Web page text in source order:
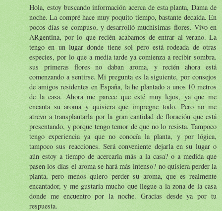
Hola, estoy buscando información acerca de esta planta, Dama de
noche. La compré hace muy poquito tiempo, bastante decaída. En
pocos días se compuso, y desarrolló muchísimas flores. Vivo en
ARgentina, por lo que recién acabamos de entrar al verano. La
tengo en un lugar donde tiene sol pero está rodeada de otras
especies, por lo que a media tarde ya comienza a recibir sombra.
sus primeras flores no daban aroma, y recién ahora está
comenzando a sentirse. Mi pregunta es la siguiente, por consejos
de amigos residentes en España, la he plantado a unos 10 metros
de la casa. Ahora me parece que esté muy lejos, ya que me
encanta su aroma y quisiera que impregne todo. Pero no me
atrevo a transplantarla por la gran cantidad de floración que está
presentando, y porque tengo temor de que no lo resista. Tampoco
tengo experiencia ya que no conocía la planta, y por lógica,
tampoco sus reacciones. Será conveniente dejarla en su lugar o
aún estoy a tiempo de acercarla más a la casa? o a medida que
pasen los días el aroma se hará más intenso? no quisiera perder la
planta, pero menos quiero perder su aroma, que es realmente
encantador, y me gustaría mucho que llegue a la zona de la casa
donde me encuentro por la noche. Gracias desde ya por tu
respuesta.